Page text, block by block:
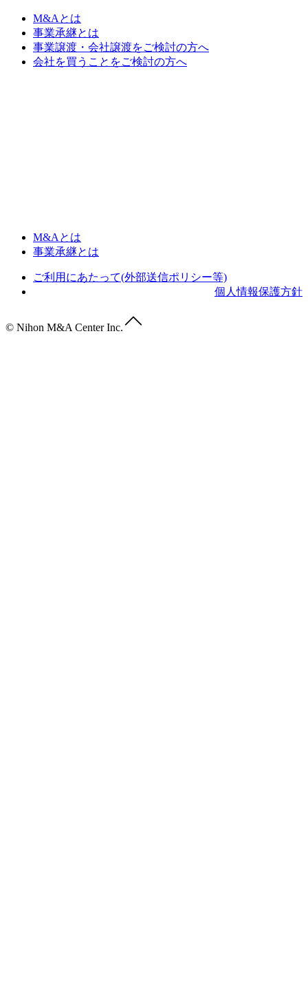
M&Aとは
事業承継とは
事業譲渡・会社譲渡をご検討の方へ
会社を買うことをご検討の方へ
M&Aとは
事業承継とは
ご利用にあたって(外部送信ポリシー等)
個人情報保護方針
© Nihon M&A Center Inc.